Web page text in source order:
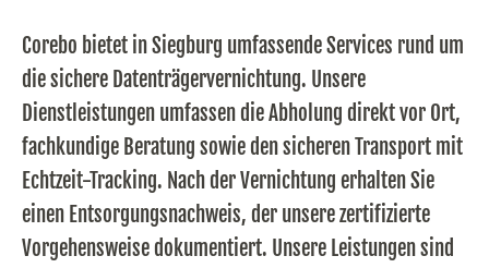
Corebo bietet in Siegburg umfassende Services rund um
die sichere Datenträgervernichtung. Unsere
Dienstleistungen umfassen die Abholung direkt vor Ort,
fachkundige Beratung sowie den sicheren Transport mit
Echtzeit-Tracking. Nach der Vernichtung erhalten Sie
einen Entsorgungsnachweis, der unsere zertifizierte
Vorgehensweise dokumentiert. Unsere Leistungen sind